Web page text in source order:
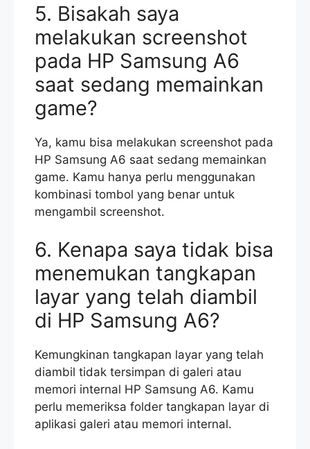
5. Bisakah saya
melakukan screenshot
pada HP Samsung A6
saat sedang memainkan
game?
Ya, kamu bisa melakukan screenshot pada
HP Samsung A6 saat sedang memainkan
game. Kamu hanya perlu menggunakan
kombinasi tombol yang benar untuk
mengambil screenshot.
6. Kenapa saya tidak bisa
menemukan tangkapan
layar yang telah diambil
di HP Samsung A6?
Kemungkinan tangkapan layar yang telah
diambil tidak tersimpan di galeri atau
memori internal HP Samsung A6. Kamu
perlu memeriksa folder tangkapan layar di
aplikasi galeri atau memori internal.